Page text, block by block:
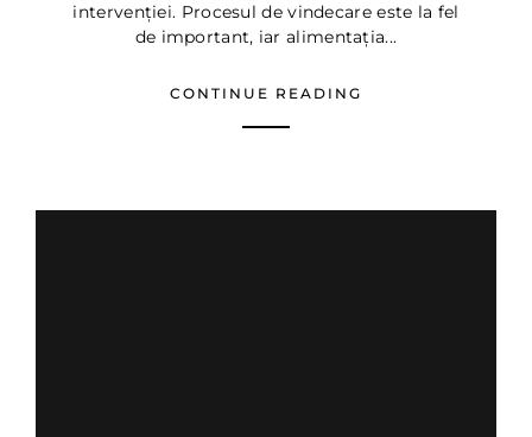
intervenției. Procesul de vindecare este la fel
de important, iar alimentația...
CONTINUE READING